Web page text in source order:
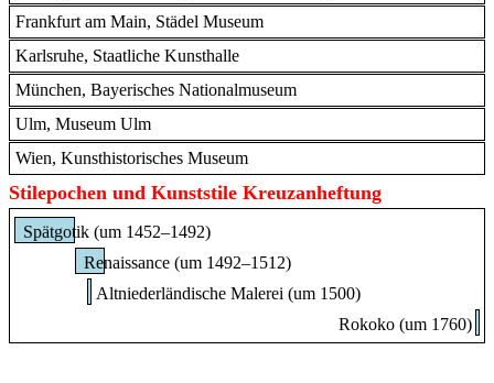
Frankfurt am Main, Städel Museum
Karlsruhe, Staatliche Kunsthalle
München, Bayerisches Nationalmuseum
Ulm, Museum Ulm
Wien, Kunsthistorisches Museum
Stilepochen und Kunststile Kreuzanheftung
Spätgotik (um 1452–1492)
Renaissance (um 1492–1512)
Altniederländische Malerei (um 1500)
Rokoko (um 1760)